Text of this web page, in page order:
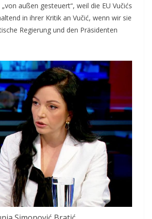
außen gesteuert“, weil die EU Vučićs
in ihrer Kritik an Vučić, wenn wir sie
Regierung und den Präsidenten